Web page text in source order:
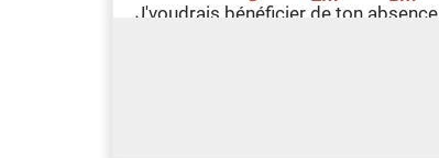
J'voudrais bénéficier de ton absence